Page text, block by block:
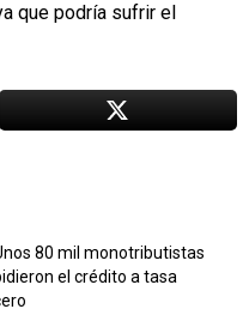
que podría sufrir el
80 mil monotributistas
el crédito a tasa